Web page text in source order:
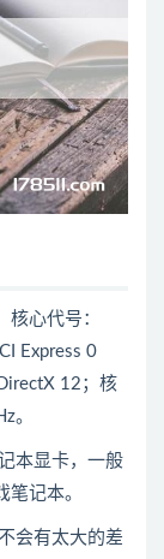
心代号：
Express 0
12；核
。
本显卡，一般
记本。
会有太大的差